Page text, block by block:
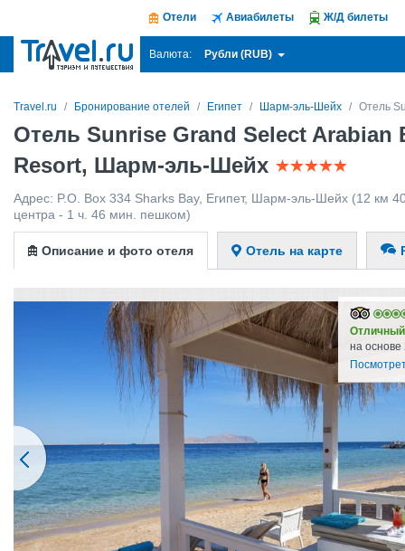
Отели Авиабилеты Ж/Д билеты
Валюта: Рубли (RUB)
Travel.ru Бронирование отелей Египет Шарм-эль-Шейх Отель
Отель Sunrise Grand Select Arabian
Resort, Шарм-эль-Шейх
Адрес: P.O. Box 334 Sharks Bay, Египет, Шарм-эль-Шейх (12 км
центра - 1 ч. 46 мин. пешком)
Описание и фото отеля Отель на карте
на основе